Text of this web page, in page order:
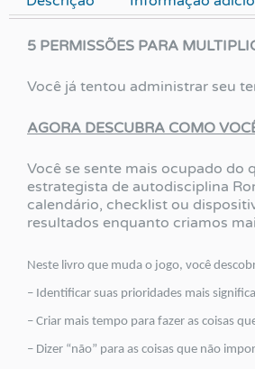
5 PERMISSÕES PARA
Você já tentou administrar seu
AGORA DESCUBRA COMO
Você se sente mais ocupado do
estrategista de autodisciplina
calendário, checklist ou
resultados enquanto criamos
Neste livro que muda o jogo, você
– Identificar suas prioridades mais
– Criar mais tempo para fazer as coisas
– Dizer “não” para as coisas que não